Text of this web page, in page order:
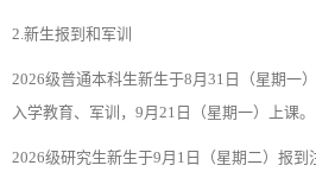
2.新生报到和军训
2026级普通本科生新生于8月31日（星期一
入学教育、军训，9月21日（星期一）上课。
2026级研究生新生于9月1日（星期二）报到